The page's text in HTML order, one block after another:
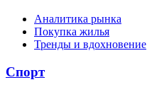
Аналитика рынка
Покупка жилья
Тренды и вдохновение
Спорт